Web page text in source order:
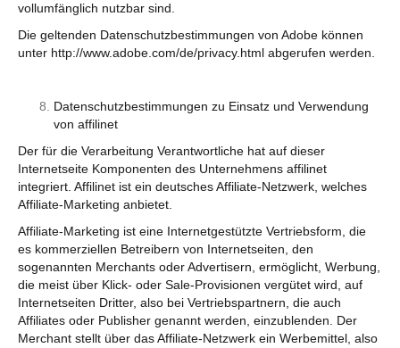
vollumfänglich nutzbar sind.
Die geltenden Datenschutzbestimmungen von Adobe können
unter http://www.adobe.com/de/privacy.html abgerufen werden.
Datenschutzbestimmungen zu Einsatz und Verwendung
von affilinet
Der für die Verarbeitung Verantwortliche hat auf dieser
Internetseite Komponenten des Unternehmens affilinet
integriert. Affilinet ist ein deutsches Affiliate-Netzwerk, welches
Affiliate-Marketing anbietet.
Affiliate-Marketing ist eine Internetgestützte Vertriebsform, die
es kommerziellen Betreibern von Internetseiten, den
sogenannten Merchants oder Advertisern, ermöglicht, Werbung,
die meist über Klick- oder Sale-Provisionen vergütet wird, auf
Internetseiten Dritter, also bei Vertriebspartnern, die auch
Affiliates oder Publisher genannt werden, einzublenden. Der
Merchant stellt über das Affiliate-Netzwerk ein Werbemittel, also